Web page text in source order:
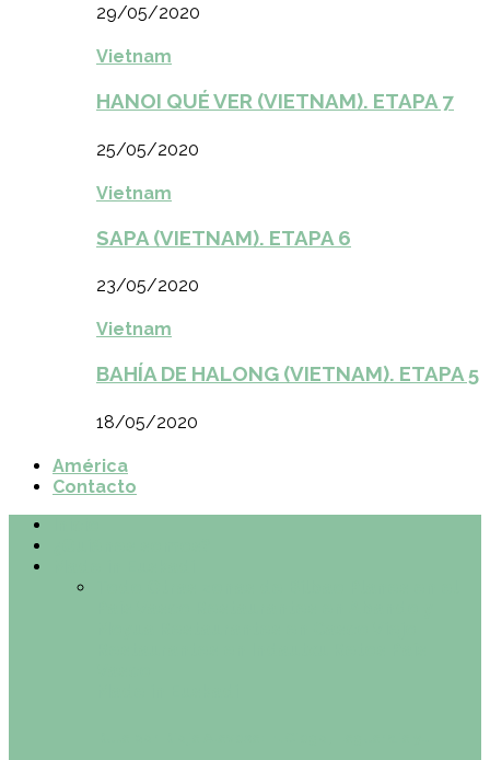
29/05/2020
Vietnam
HANOI QUÉ VER (VIETNAM). ETAPA 7
25/05/2020
Vietnam
SAPA (VIETNAM). ETAPA 6
23/05/2020
Vietnam
BAHÍA DE HALONG (VIETNAM). ETAPA 5
18/05/2020
América
Contacto